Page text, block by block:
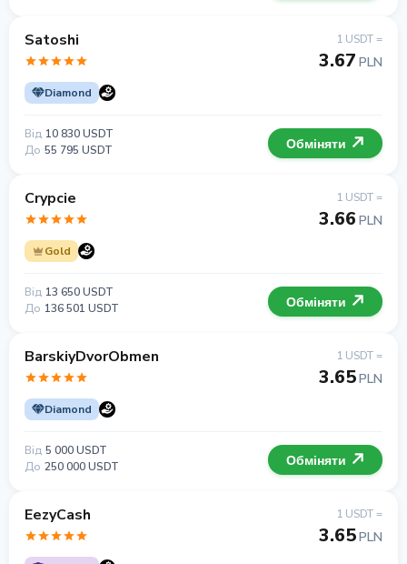
Satoshi
Diamond
1 USDT =
3.67 PLN
Від 10 830 USDT
До 55 795 USDT Обміняти
Crypcie
Gold
1 USDT =
3.66 PLN
Від 13 650 USDT
До 136 501 USDT Обміняти
BarskiyDvorObmen
Diamond
1 USDT =
3.65PLN
Від 5 000 USDT
До 250 000 USDT Обміняти
EezyCash 1 USDT =
3.65PLN